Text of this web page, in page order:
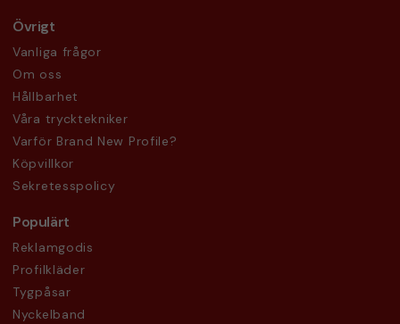
Övrigt
Vanliga frågor
Om oss
Hållbarhet
Våra trycktekniker
Varför Brand New Profile?
Köpvillkor
Sekretesspolicy
Populärt
Reklamgodis
Profilkläder
Tygpåsar
Nyckelband